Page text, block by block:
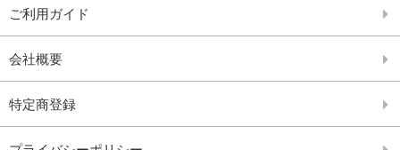
ご利用ガイド
会社概要
特定商登録